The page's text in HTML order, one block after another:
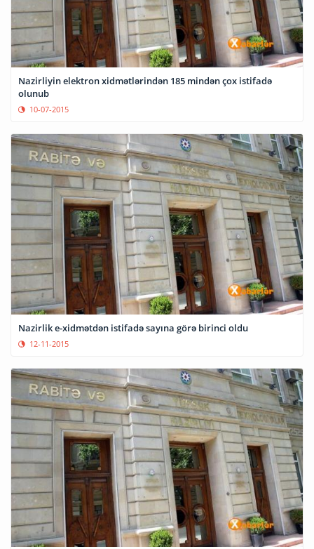
Nazirliyin elektron xidmətlərindən 185 mindən çox istifadə
olunub
10-07-2015
Nazirlik e-xidmətdən istifadə sayına görə birinci oldu
12-11-2015